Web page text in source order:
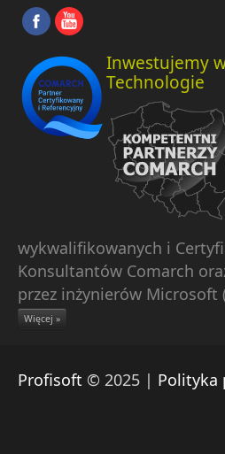
Inwestujemy
Technologie
wykwalifikowanych i
Konsultantów Comarch
przez inżynierów Microsoft
Więcej »
Profisoft © 2025 | Polityka